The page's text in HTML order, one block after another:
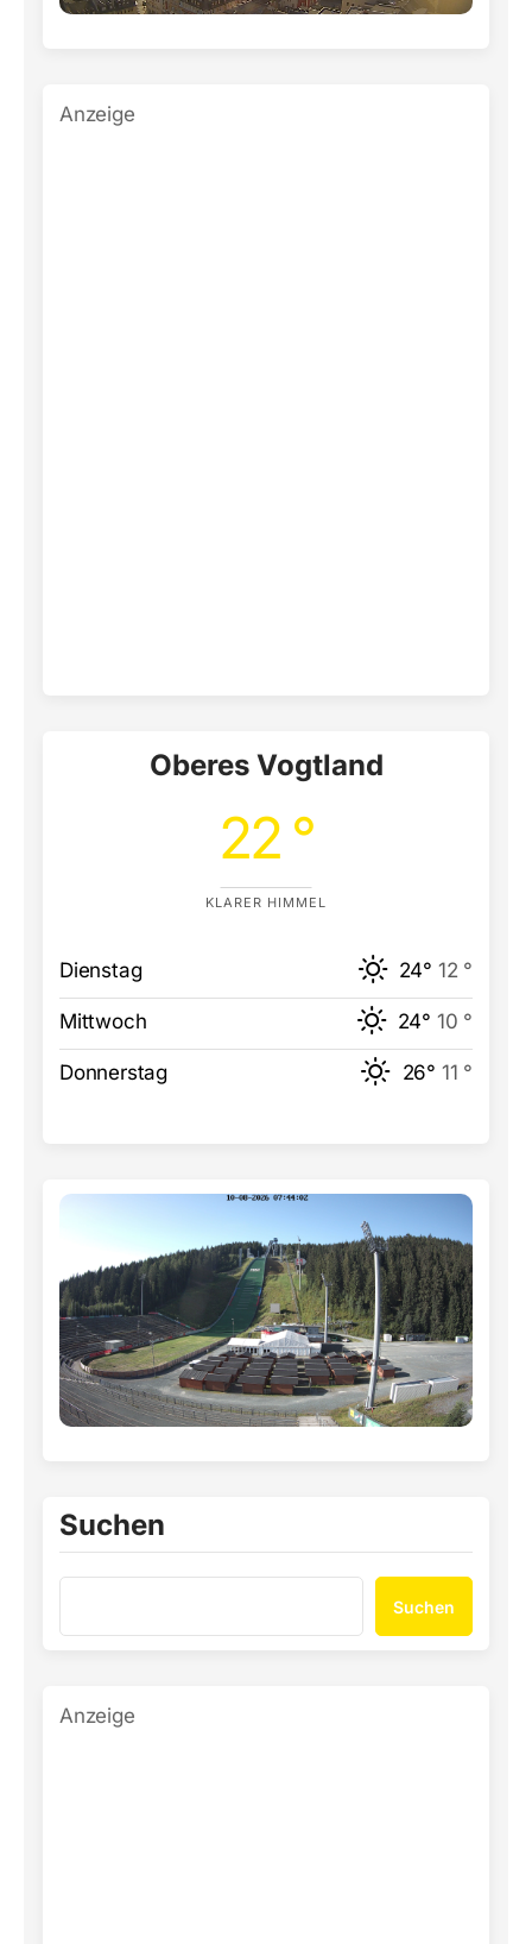
Anzeige
Oberes Vogtland
22 °
KLARER HIMMEL
Dienstag 24° 12 °
Mittwoch 24° 10 °
Donnerstag 26° 11 °
Suchen
Suchen
Anzeige